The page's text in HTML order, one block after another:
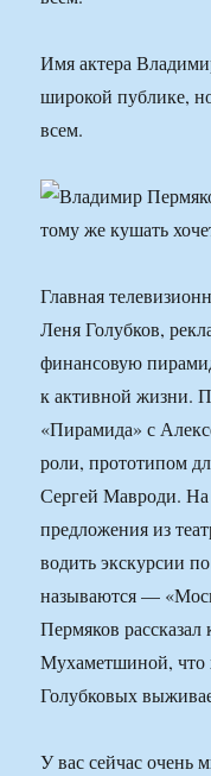
Имя актера
широкой публике,
всем.
Главная
Леня Голубков,
финансовую
к активной жизни.
«Пирамида» с
роли, прототипом
Сергей Мавроди.
предложения из
водить экскурсии
называются —
Пермяков
Мухаметшиной, что
Голубковых
У вас сейчас очень